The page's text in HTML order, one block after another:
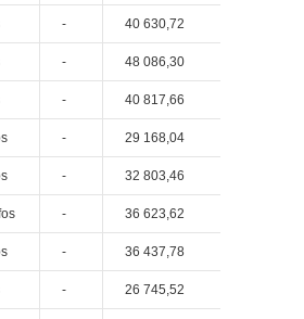
- 40 630,72
- 48 086,30
- 40 817,66
- 29 168,04
- 32 803,46
- 36 623,62
- 36 437,78
- 26 745,52